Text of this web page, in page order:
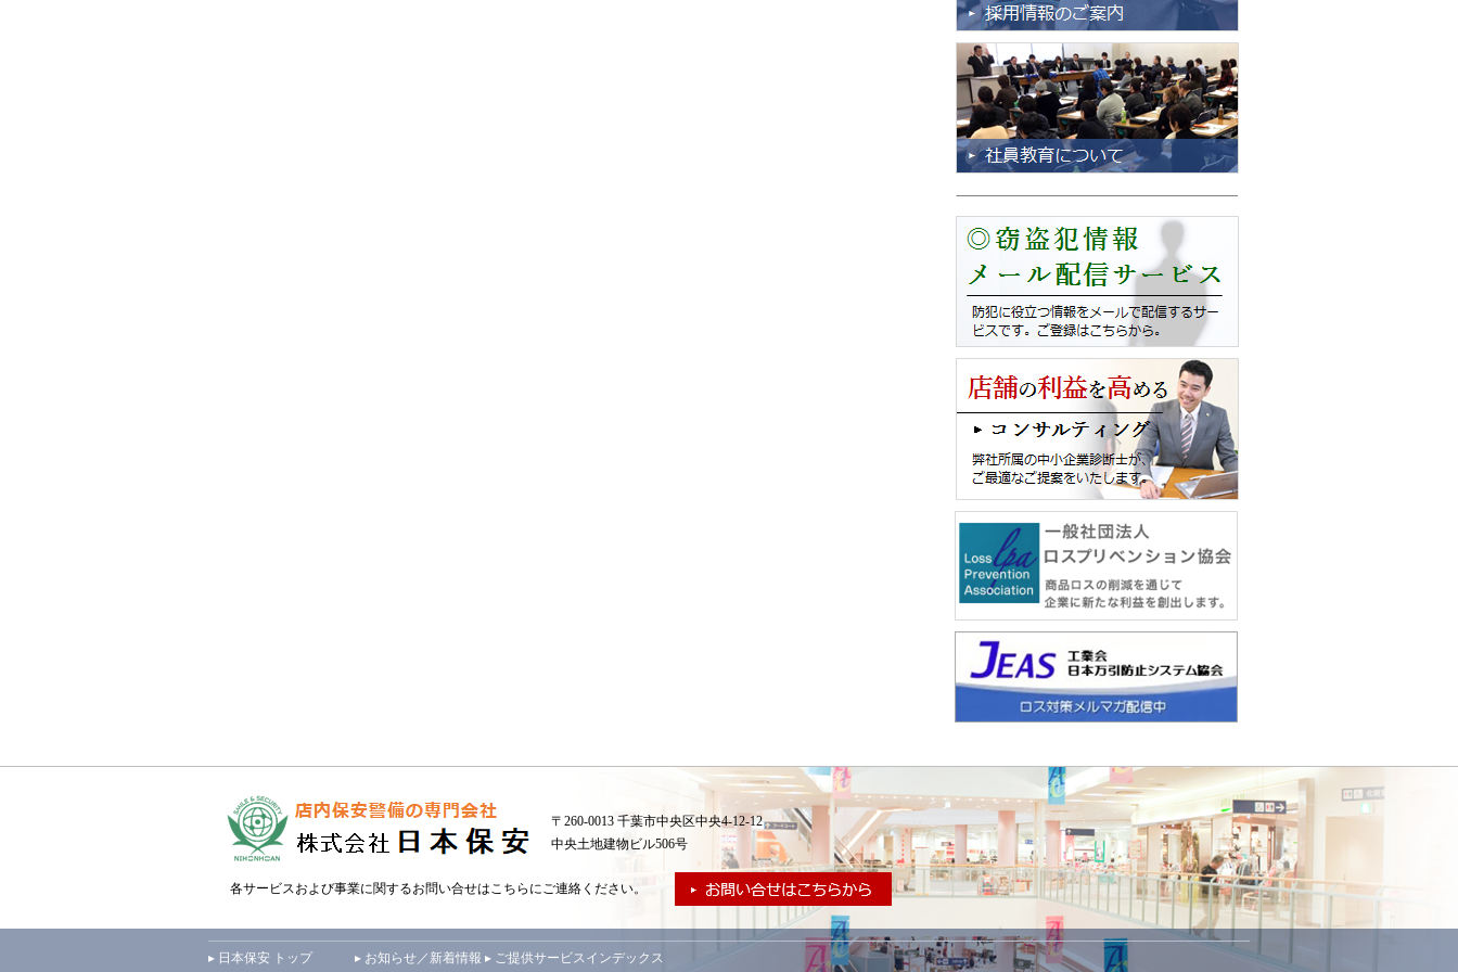
〒260-0013 千葉市中央区中央4-12-12
中央土地建物ビル506号
各サービスおよび事業に関するお問い合せはこちらにご連絡ください。
▸ 日本保安 トップ ▸ お知らせ／新着情報 ▸ ご提供サービスインデックス